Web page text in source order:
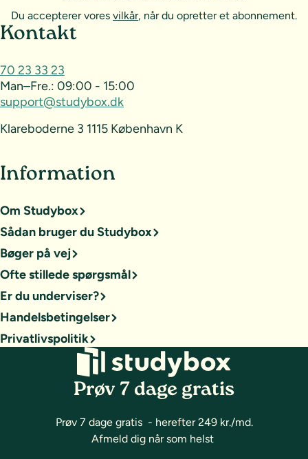
Du accepterer vores vilkår, når du opretter et abonnement.
Sideoversigt og kontakt
Kontakt
70 23 33 23
Man–Fre.: 09:00 - 15:00
support@studybox.dk
Klareboderne 3 1115 København K
Information
Om Studybox
Sådan bruger du Studybox
Bøger på vej
Ofte stillede spørgsmål
Er du underviser?
Handelsbetingelser
Privatlivspolitik
Prøv 7 dage gratis
Prøv 7 dage gratis - herefter 249 kr./md.
Afmeld dig når som helst